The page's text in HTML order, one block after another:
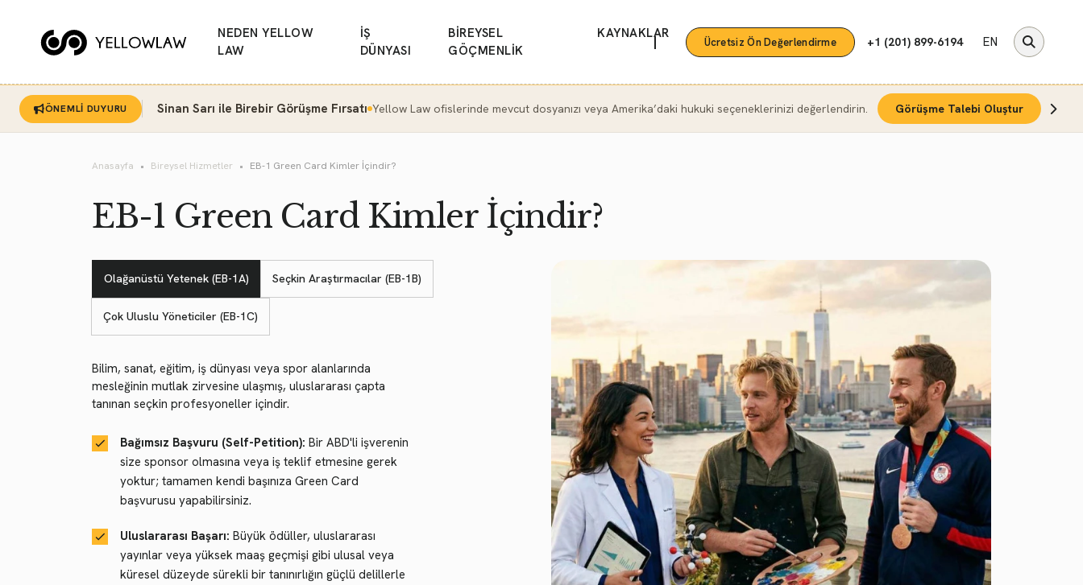
NEDEN YELLOW
LAW
İŞ
DÜNYASI
BİREYSEL
GÖÇMENLİK
KAYNAKLAR
| Ücretsiz Ön Değerlendirme +1 (201) 899-6194 EN
ÖNEMLİ DUYURU Sinan Sarı ile Birebir Görüşme Fırsatı Yellow Law ofislerinde mevcut dosyanızı veya Amerika’daki hukuki seçeneklerinizi değerlendirin. Görüşme Talebi Oluştur
Anasayfa Bireysel Hizmetler EB-1 Green Card Kimler İçindir?
EB-1 Green Card Kimler İçindir?
Olağanüstü Yetenek (EB-1A) Seçkin Araştırmacılar (EB-1B)
Çok Uluslu Yöneticiler (EB-1C)
Bilim, sanat, eğitim, iş dünyası veya spor alanlarında
mesleğinin mutlak zirvesine ulaşmış, uluslararası çapta
tanınan seçkin profesyoneller içindir.
Bağımsız Başvuru (Self-Petition): Bir ABD'li işverenin
size sponsor olmasına veya iş teklif etmesine gerek
yoktur; tamamen kendi başınıza Green Card
başvurusu yapabilirsiniz.
Uluslararası Başarı: Büyük ödüller, uluslararası
yayınlar veya yüksek maaş geçmişi gibi ulusal veya
küresel düzeyde sürekli bir tanınırlığın güçlü delillerle